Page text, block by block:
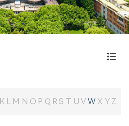
K L M N O P Q RS T U V WX Y Z